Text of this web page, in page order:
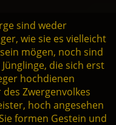
sind weder
wie sie es vielleicht
mögen, noch sind
die sich erst
hochdienen
Zwergenvolkes
hoch angesehen
formen Gestein und